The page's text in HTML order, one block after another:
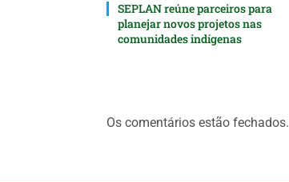
SEPLAN reúne parceiros para
planejar novos projetos nas
comunidades indígenas
Os comentários estão fechados.